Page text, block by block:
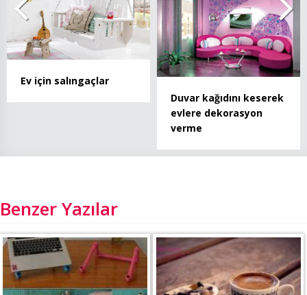
Ev için salıngaçlar
Duvar kağıdını keserek
evlere dekorasyon
verme
Benzer Yazılar